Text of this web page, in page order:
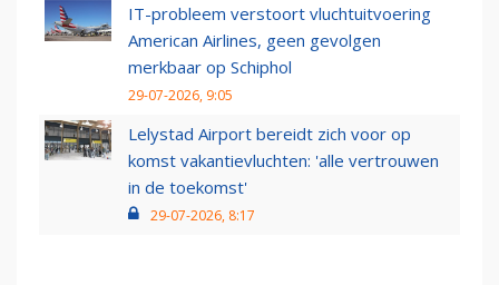
IT-probleem verstoort vluchtuitvoering
American Airlines, geen gevolgen
merkbaar op Schiphol
29-07-2026, 9:05
Lelystad Airport bereidt zich voor op
komst vakantievluchten: 'alle vertrouwen
in de toekomst'
29-07-2026, 8:17